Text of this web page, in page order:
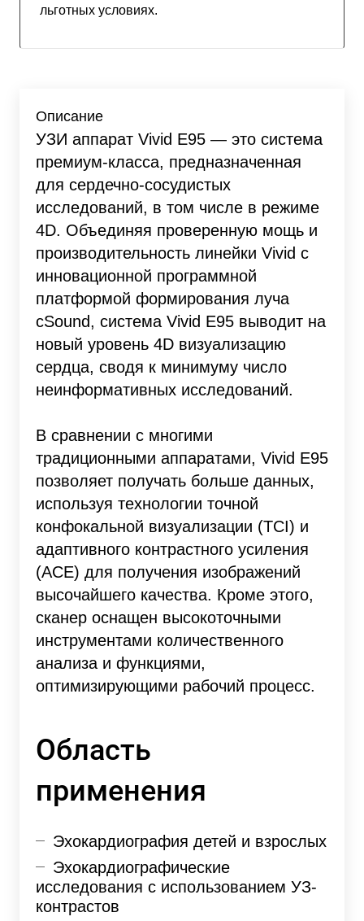
льготных условиях.
Описание
УЗИ аппарат Vivid E95 — это система
премиум-класса, предназначенная
для сердечно-сосудистых
исследований, в том числе в режиме
4D. Объединяя проверенную мощь и
производительность линейки Vivid с
инновационной программной
платформой формирования луча
cSound, система Vivid E95 выводит на
новый уровень 4D визуализацию
сердца, сводя к минимуму число
неинформативных исследований.
В сравнении с многими
традиционными аппаратами, Vivid E95
позволяет получать больше данных,
используя технологии точной
конфокальной визуализации (TCI) и
адаптивного контрастного усиления
(ACE) для получения изображений
высочайшего качества. Кроме этого,
сканер оснащен высокоточными
инструментами количественного
анализа и функциями,
оптимизирующими рабочий процесс.
Область
применения
Эхокардиография детей и взрослых
Эхокардиографические
исследования с использованием УЗ-
контрастов